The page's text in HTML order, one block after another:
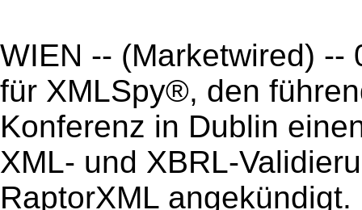
WIEN -- (Marketwired)
für XMLSpy®, den
Konferenz in Dublin
XML- und XBRL-
RaptorXML